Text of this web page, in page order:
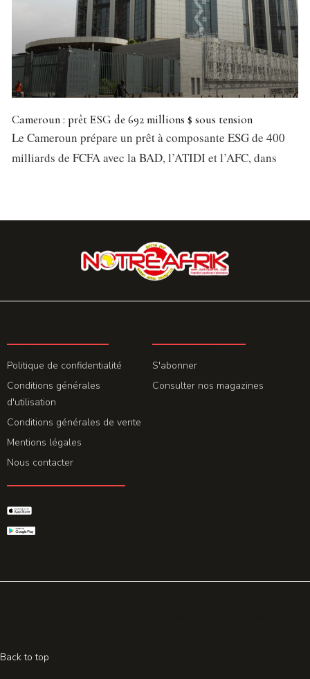
Cameroun : prêt ESG de 692 millions $ sous tension
Le Cameroun prépare un prêt à composante ESG de 400
milliards de FCFA avec la BAD, l’ATIDI et l’AFC, dans
Politique de confidentialité
Conditions générales
d'utilisation
Conditions générales de vente
Mentions légales
Nous contacter
S'abonner
Consulter nos magazines
Back to top